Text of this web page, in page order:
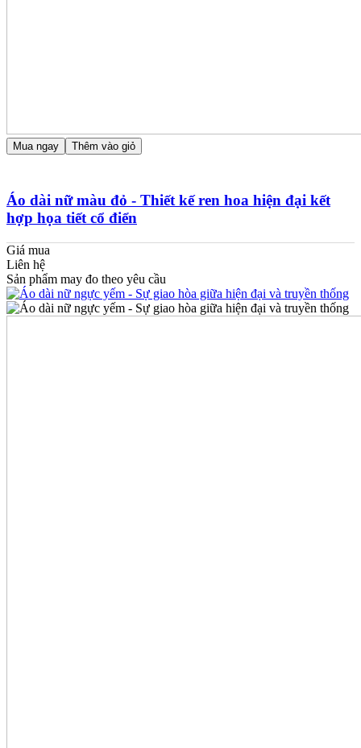
Mua ngay Thêm vào giỏ
Áo dài nữ màu đỏ - Thiết kế ren hoa hiện đại kết
hợp họa tiết cổ điển
Giá mua
Liên hệ
Sản phẩm may đo theo yêu cầu